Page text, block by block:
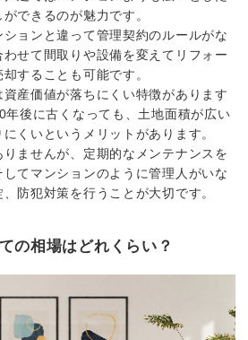
できるのが魅力です。
ョンと違って管理契約のルールがな
せて間取りや設備を変えてリフォー
することも可能です。
産価値が落ちにくい特徴があります
年後に古くなっても、土地面積が広い
くいというメリットがあります。
ませんが、定期的なメンテナンスを
てマンションのように管理人がいな
防犯対策を行うことが大切です。
の相場はどれくらい？